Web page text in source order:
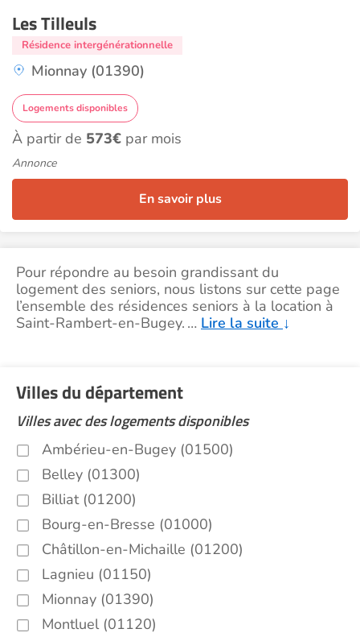
Les Tilleuls
Résidence intergénérationnelle
Mionnay (01390)
Logements disponibles
À partir de 573€ par mois
Annonce
En savoir plus
Pour répondre au besoin grandissant du
logement des seniors, nous listons sur cette page
l’ensemble des résidences seniors à la location à
Saint-Rambert-en-Bugey. … Lire la suite ↓
Villes du département
Villes avec des logements disponibles
Ambérieu-en-Bugey (01500)
Belley (01300)
Billiat (01200)
Bourg-en-Bresse (01000)
Châtillon-en-Michaille (01200)
Lagnieu (01150)
Mionnay (01390)
Montluel (01120)